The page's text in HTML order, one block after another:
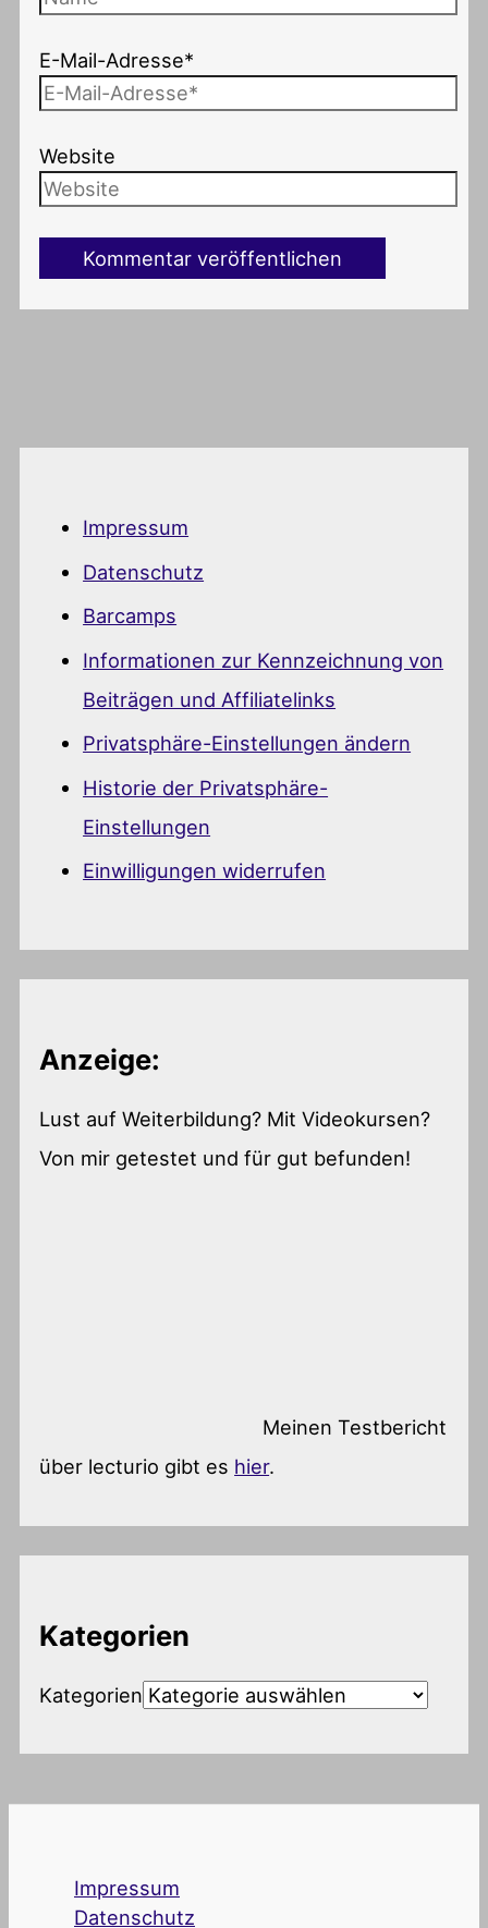
E-Mail-Adresse*
Website
Impressum
Datenschutz
Barcamps
Informationen zur Kennzeichnung von
Beiträgen und Affiliatelinks
Privatsphäre-Einstellungen ändern
Historie der Privatsphäre-
Einstellungen
Einwilligungen widerrufen
Anzeige:
Lust auf Weiterbildung? Mit Videokursen?
Von mir getestet und für gut befunden!
Meinen Testbericht
über lecturio gibt es hier.
Kategorien
Kategorien
Impressum
Datenschutz